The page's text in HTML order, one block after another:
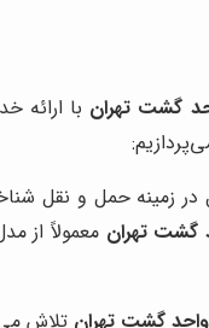
گشت تهران با ارائه
زمینه حمل و نقل
گشت تهران معمولاً از
واحد گشت تهران تلاش